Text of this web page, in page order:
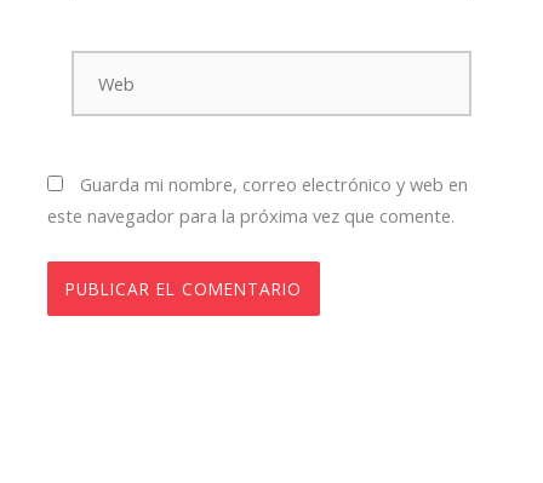
Web
Guarda mi nombre, correo electrónico y web en
este navegador para la próxima vez que comente.